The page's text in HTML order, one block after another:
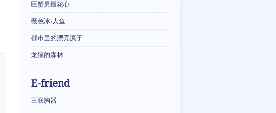
巨蟹男最花心
薇色冰·人鱼
都市里的漂亮疯子
龙猫的森林
E-friend
三联胸器